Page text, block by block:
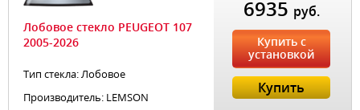
Лобовое стекло PEUGEOT 107
2005-2026
Тип стекла: Лобовое
Производитель: LEMSON
6935 руб.
Купить с
установкой
Купить